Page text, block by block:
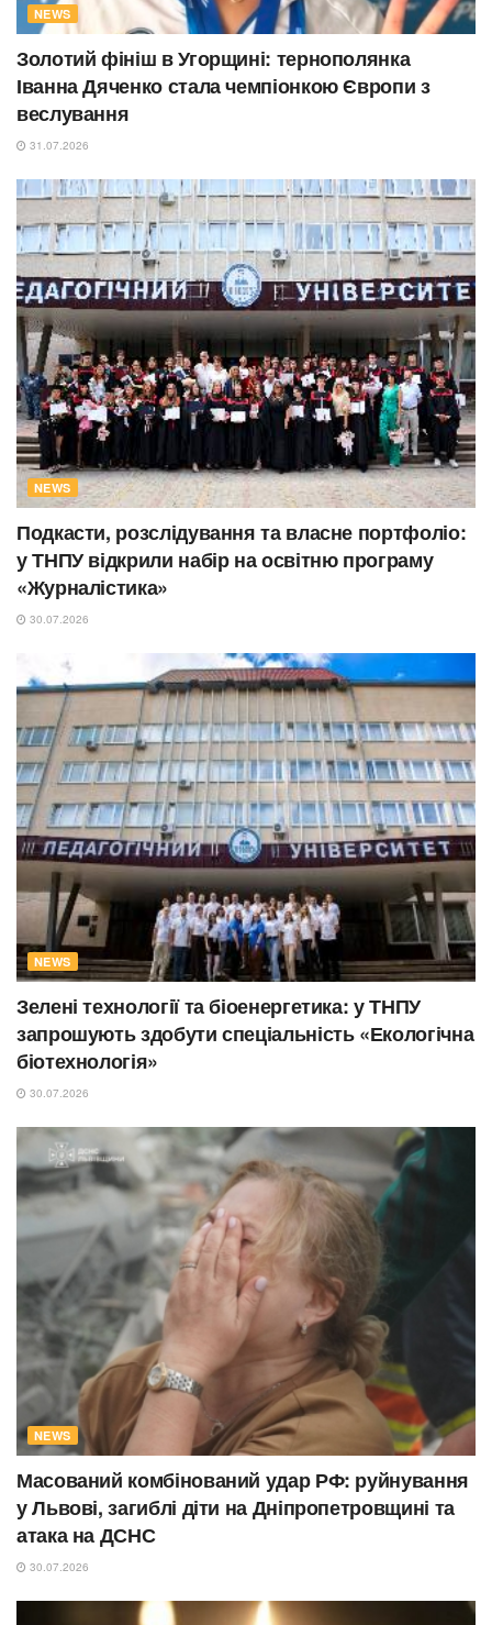
NEWS
Золотий фініш в Угорщині: тернополянка
Іванна Дяченко стала чемпіонкою Європи з
веслування
31.07.2026
NEWS
Подкасти, розслідування та власне портфоліо:
у ТНПУ відкрили набір на освітню програму
«Журналістика»
30.07.2026
NEWS
Зелені технології та біоенергетика: у ТНПУ
запрошують здобути спеціальність «Екологічна
біотехнологія»
30.07.2026
NEWS
Масований комбінований удар РФ: руйнування
у Львові, загиблі діти на Дніпропетровщині та
атака на ДСНС
30.07.2026